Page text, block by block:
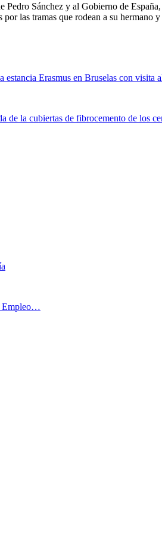
Sánchez y al Gobierno de
las tramas que rodean a su hermano y
Erasmus en Bruselas con visita
la cubiertas de fibrocemento de los
Empleo…